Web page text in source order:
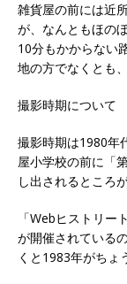
雑貨屋の前には近
が、なんともほの
10分もかからない
地の方でなくとも
撮影時期について
撮影時期は1980年
屋小学校の前に「
し出されるところ
「Webヒストリ
が開催されている
くと1983年がちょ